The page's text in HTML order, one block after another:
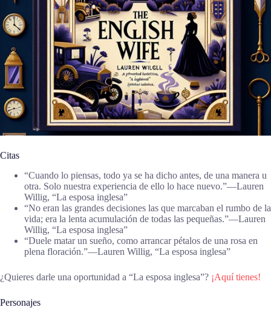
Citas
“Cuando lo piensas, todo ya se ha dicho antes, de una manera u
otra. Solo nuestra experiencia de ello lo hace nuevo.”―Lauren
Willig, “La esposa inglesa”
“No eran las grandes decisiones las que marcaban el rumbo de la
vida; era la lenta acumulación de todas las pequeñas.”―Lauren
Willig, “La esposa inglesa”
“Duele matar un sueño, como arrancar pétalos de una rosa en
plena floración.”―Lauren Willig, “La esposa inglesa”
¿Quieres darle una oportunidad a “La esposa inglesa”? ¡Aquí tienes!
Personajes